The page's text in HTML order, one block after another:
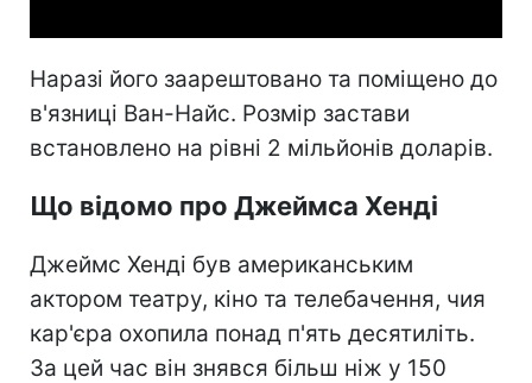
Наразі його заарештовано та поміщено до
в'язниці Ван-Найс. Розмір застави
встановлено на рівні 2 мільйонів доларів.
Що відомо про Джеймса Хенді
Джеймс Хенді був американським
актором театру, кіно та телебачення, чия
кар'єра охопила понад п'ять десятиліть.
За цей час він знявся більш ніж у 150